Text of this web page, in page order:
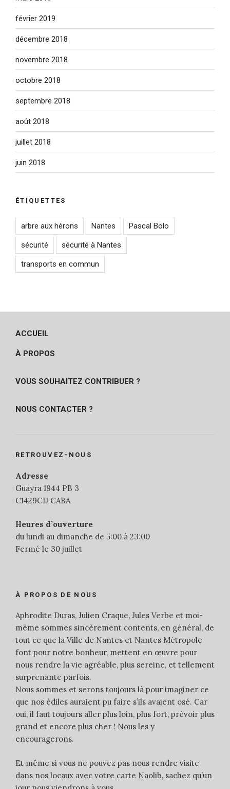
février 2019
décembre 2018
novembre 2018
octobre 2018
septembre 2018
août 2018
juillet 2018
juin 2018
ÉTIQUETTES
arbre aux hérons Nantes Pascal Bolo
sécurité sécurité à Nantes
transports en commun
ACCUEIL
À PROPOS
VOUS SOUHAITEZ CONTRIBUER ?
NOUS CONTACTER ?
RETROUVEZ-NOUS
Adresse
Guayra 1944 PB 3
C1429CIJ CABA
Heures d’ouverture
du lundi au dimanche de 5:00 à 23:00
Fermé le 30 juillet
À PROPOS DE NOUS
Aphrodite Duras, Julien Craque, Jules Verbe et moi-
même sommes sincèrement contents, en général, de
tout ce que la Ville de Nantes et Nantes Métropole
font pour notre bonheur, mettent en œuvre pour
nous rendre la vie agréable, plus sereine, et tellement
surprenante parfois.
Nous sommes et serons toujours là pour imaginer ce
que nos édiles auraient pu faire s’ils avaient osé. Car
oui, il faut toujours aller plus loin, plus fort, prévoir plus
grand et encore plus cher ! Nous les y
encouragerons.
Et même si vous ne pouvez pas nous rendre visite
dans nos locaux avec votre carte Naolib, sachez qu’un